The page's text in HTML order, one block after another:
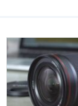
Pro đem đến những